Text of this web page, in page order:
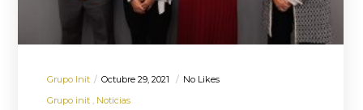
Grupo Init Octubre 29, 2021
No Likes
Grupo init
Noticias